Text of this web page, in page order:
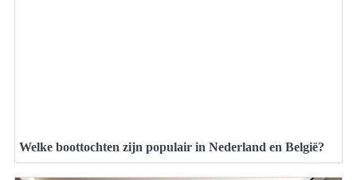
Welke boottochten zijn populair in Nederland en België?